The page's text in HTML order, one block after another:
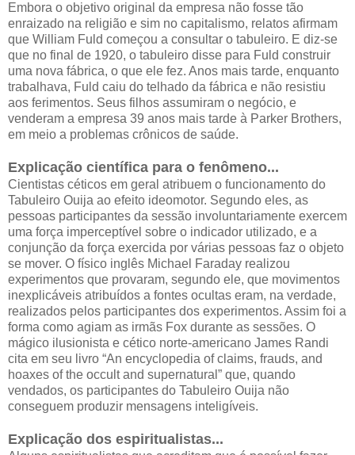
Embora o objetivo original da empresa não fosse tão
enraizado na religião e sim no capitalismo, relatos afirmam
que William Fuld começou a consultar o tabuleiro. E diz-se
que no final de 1920, o tabuleiro disse para Fuld construir
uma nova fábrica, o que ele fez. Anos mais tarde, enquanto
trabalhava, Fuld caiu do telhado da fábrica e não resistiu
aos ferimentos. Seus filhos assumiram o negócio, e
venderam a empresa 39 anos mais tarde à Parker Brothers,
em meio a problemas crônicos de saúde.
Explicação científica para o fenômeno...
Cientistas céticos em geral atribuem o funcionamento do
Tabuleiro Ouija ao efeito ideomotor. Segundo eles, as
pessoas participantes da sessão involuntariamente exercem
uma força imperceptível sobre o indicador utilizado, e a
conjunção da força exercida por várias pessoas faz o objeto
se mover. O físico inglês Michael Faraday realizou
experimentos que provaram, segundo ele, que movimentos
inexplicáveis atribuídos a fontes ocultas eram, na verdade,
realizados pelos participantes dos experimentos. Assim foi a
forma como agiam as irmãs Fox durante as sessões. O
mágico ilusionista e cético norte-americano James Randi
cita em seu livro “An encyclopedia of claims, frauds, and
hoaxes of the occult and supernatural” que, quando
vendados, os participantes do Tabuleiro Ouija não
conseguem produzir mensagens inteligíveis.
Explicação dos espiritualistas...